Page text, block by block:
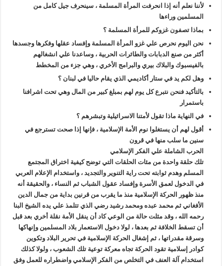
لأننا نعلم أنه إذا انحرفت المرأة المسلمة ، سينحرف جيل كامل من
المسلمين وراءها
بماذا تصفون غزوكم للمرأة المسلمة ؟
نحن اليوم نحرص علي غزو المرأة المسلمة وإفساد عقلها وفكرها وجسدها
أكثر من صنع الدبابات والطائرات الحربية ، وساعدنا علي انشغالهم
بالفيسبوك والبلاك بيري والبرامج الأخري ، وهي جزء من المخطط
وهل لكم يد في ستار أكاديمي الذي يقام حاليا في لبنان ؟
بالتأكيد فنحن نتبرع كل يوم لهم بمبلغ كبير من المال وهي تحت اشرافنا
باستمرار
في النهاية ماذا تقول لأمتنا الاسرائيلية وتبشرهم ؟
أقول لهم أن يستغلوا نوم الأمة الإسلامية ، فإنها إذا صحت تسترجع في
سنين ما سلب منها في قرون
الحرب الشاملة علي الفكر الإسلامي
تلك حلقة واحدة من مئات الحلقات التي توضح كيفية اختراق المجتمع
المسلم وهدم ثوابته تحت راية التنوير والتجديد ، واستخدام الإعلام العربي
في الدخول لعمق الأسرة وإفساد عقول الشباب ثم النساء ، والحقيقة أنه
منذ ظهور الحركة الإسلامية منذ ما يقرب من قرنين بداية من جمال الدين
الأفغاني ثم محمد عبده ومحمد رشيد رضي الذي تتلمذ علي يده الشيخ البنا
رحمه الله ، وقد مثلت حالة من الوعي كاد أن ينقل الأمة نقلة أخري بعد قبل
أن تسقط الخلافة ثم بعدها ، لولا دخول الاستعمار بلاد المسلمين وإنهاكها
وسرقة مقدراتها ، ثم إشغال الحركة الإسلامية في تحرير البلاد وتكوين
كوادر إسلامية تقود الحركة تجاه معركة توعية تلك الشعوب ، ولولا كذلك
استخدام آلة العنف في التخلص من الفكر الإسلامي واضطراره للعمل وفق